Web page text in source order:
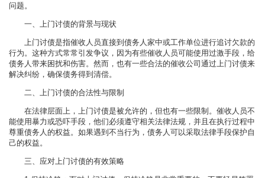
问题。
一、上门讨债的背景与现状
上门讨债是指催收人员直接到债务人家中或工作单位进行追讨欠款的
行为。这种方式常常引发争议，因为有些催收人员可能使用过激手段，给
债务人带来困扰和伤害。然而，也有一些合法的催收公司通过上门讨债来
解决纠纷，确保债务得到清偿。
二、上门讨债的合法性与限制
在法律层面上，上门讨债是被允许的，但也有一些限制。催收人员不
能使用暴力或恐吓手段，他们必须遵守相关法律法规，并且在执行过程中
尊重债务人的权益。如果遇到不当行为，债务人可以采取法律手段保护自
己的权益。
三、应对上门讨债的有效策略